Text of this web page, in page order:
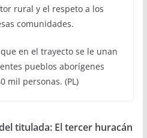
rural y el respeto a los
comunidades.
en el trayecto se le unan
pueblos aborígenes
mil personas. (PL)
titulada: El tercer huracán